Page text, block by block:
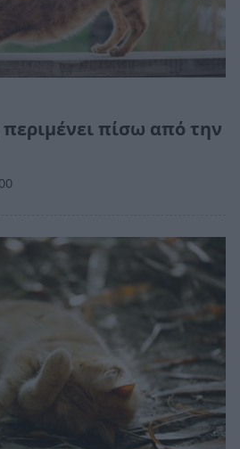
περιμένει πίσω από την